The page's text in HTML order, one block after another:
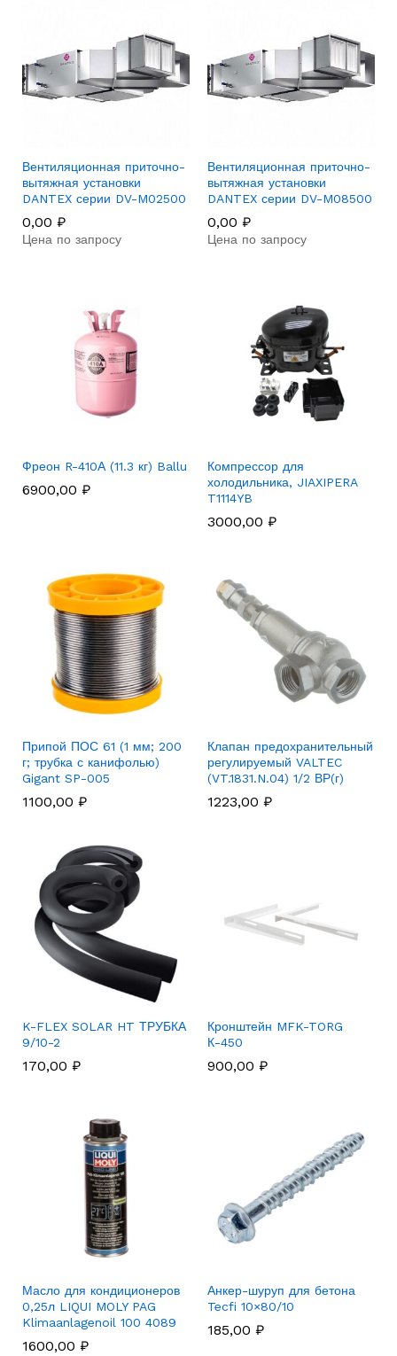
Вентиляционная приточно-
вытяжная установки
DANTEX серии DV-M02500
0,00 ₽
Цена по запросу
Вентиляционная приточно-
вытяжная установки
DANTEX серии DV-M08500
0,00 ₽
Цена по запросу
Фреон R-410А (11.3 кг) Ballu
6900,00 ₽
Компрессор для
холодильника, JIAXIPERA
T1114YB
3000,00 ₽
Припой ПОС 61 (1 мм; 200
г; трубка с канифолью)
Gigant SP-005
1100,00 ₽
Клапан предохранительный
регулируемый VALTEC
(VT.1831.N.04) 1/2 ВР(г)
1223,00 ₽
K-FLEX SOLAR HT ТРУБКА
9/10-2
170,00 ₽
Кронштейн MFK-TORG
К-450
900,00 ₽
Масло для кондиционеров
0,25л LIQUI MOLY PAG
Klimaanlagenoil 100 4089
1600,00 ₽
Анкер-шуруп для бетона
Tecfi 10×80/10
185,00 ₽